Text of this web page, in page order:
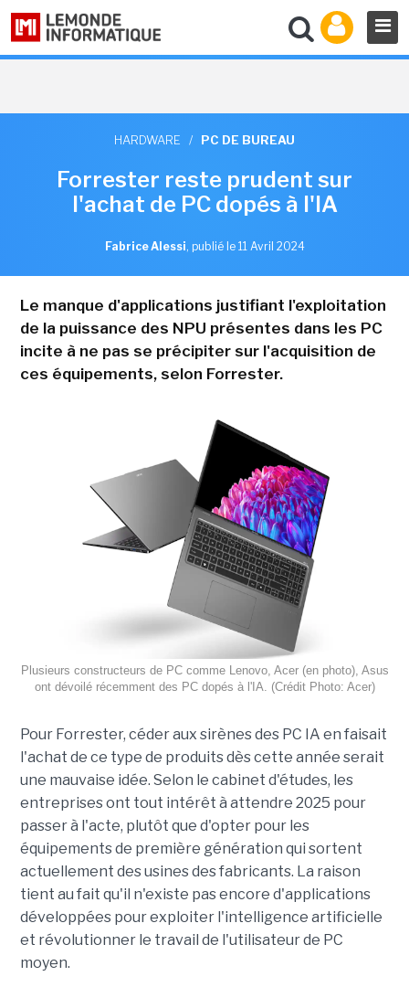
HARDWARE / PC DE BUREAU
Forrester reste prudent sur
l'achat de PC dopés à l'IA
Fabrice Alessi, publié le 11 Avril 2024
Le manque d'applications justifiant l'exploitation
de la puissance des NPU présentes dans les PC
incite à ne pas se précipiter sur l'acquisition de
ces équipements, selon Forrester.
Plusieurs constructeurs de PC comme Lenovo, Acer (en photo), Asus
ont dévoilé récemment des PC dopés à l'IA. (Crédit Photo: Acer)
Pour Forrester, céder aux sirènes des PC IA en faisait
l'achat de ce type de produits dès cette année serait
une mauvaise idée. Selon le cabinet d'études, les
entreprises ont tout intérêt à attendre 2025 pour
passer à l'acte, plutôt que d'opter pour les
équipements de première génération qui sortent
actuellement des usines des fabricants. La raison
tient au fait qu'il n'existe pas encore d'applications
développées pour exploiter l'intelligence artificielle
et révolutionner le travail de l'utilisateur de PC
moyen.